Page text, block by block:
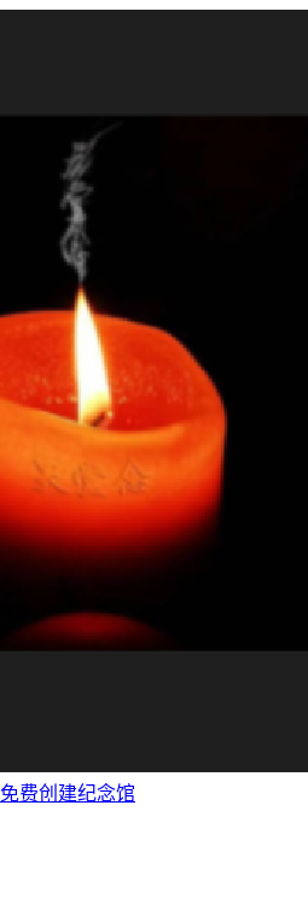
免费创建纪念馆